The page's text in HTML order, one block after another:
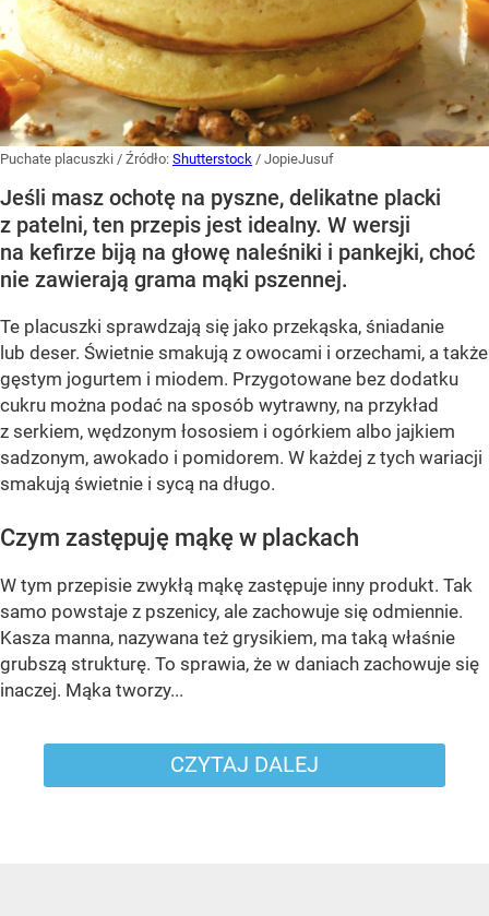
Puchate placuszki / Źródło: Shutterstock / JopieJusuf
Jeśli masz ochotę na pyszne, delikatne placki
z patelni, ten przepis jest idealny. W wersji
na kefirze biją na głowę naleśniki i pankejki, choć
nie zawierają grama mąki pszennej.
Te placuszki sprawdzają się jako przekąska, śniadanie
lub deser. Świetnie smakują z owocami i orzechami, a także
gęstym jogurtem i miodem. Przygotowane bez dodatku
cukru można podać na sposób wytrawny, na przykład
z serkiem, wędzonym łososiem i ogórkiem albo jajkiem
sadzonym, awokado i pomidorem. W każdej z tych wariacji
smakują świetnie i sycą na długo.
Czym zastępuję mąkę w plackach
W tym przepisie zwykłą mąkę zastępuje inny produkt. Tak
samo powstaje z pszenicy, ale zachowuje się odmiennie.
Kasza manna, nazywana też grysikiem, ma taką właśnie
grubszą strukturę. To sprawia, że w daniach zachowuje się
inaczej. Mąka tworzy...
CZYTAJ DALEJ